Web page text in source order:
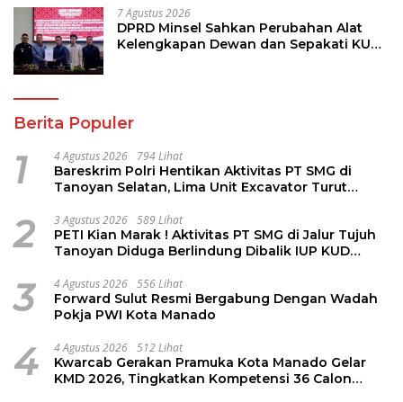
7 Agustus 2026
DPRD Minsel Sahkan Perubahan Alat
Kelengkapan Dewan dan Sepakati KUA-
Berita Populer
1 4 Agustus 2026 794 Lihat
Bareskrim Polri Hentikan Aktivitas PT SMG di
Tanoyan Selatan, Lima Unit Excavator Turut
2 3 Agustus 2026 589 Lihat
PETI Kian Marak ! Aktivitas PT SMG di Jalur Tujuh
Tanoyan Diduga Berlindung Dibalik IUP KUD
3 4 Agustus 2026 556 Lihat
Forward Sulut Resmi Bergabung Dengan Wadah
Pokja PWI Kota Manado
4 4 Agustus 2026 512 Lihat
Kwarcab Gerakan Pramuka Kota Manado Gelar
KMD 2026, Tingkatkan Kompetensi 36 Calon